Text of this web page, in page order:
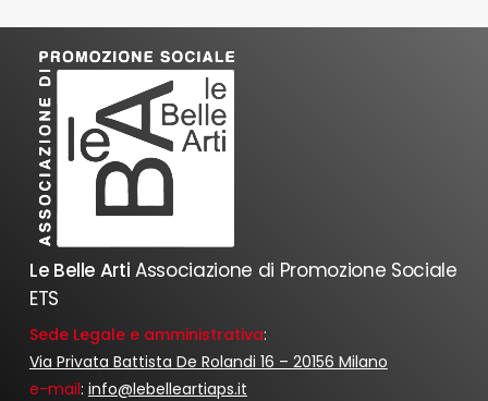
Le Belle Arti Associazione di Promozione Sociale
ETS
Sede Legale e amministrativa:
Via Privata Battista De Rolandi 16 – 20156 Milano
e-mail: info@lebelleartiaps.it